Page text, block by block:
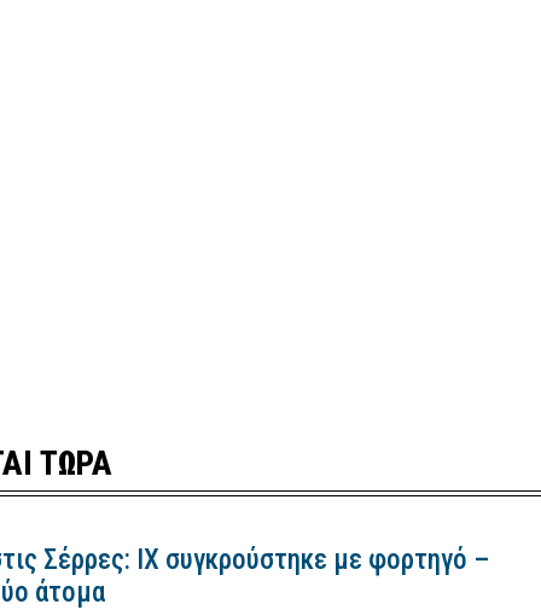
ΤΩΡΑ
Σέρρες: ΙΧ συγκρούστηκε με φορτηγό –
άτομα